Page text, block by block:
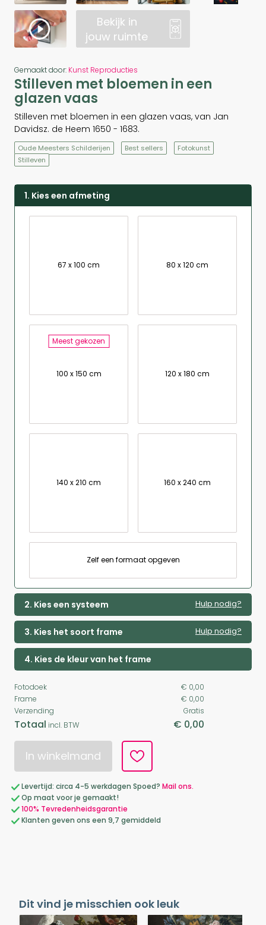
Bekijk in
jouw ruimte
Gemaakt door: Kunst Reproducties
Stilleven met bloemen in een
glazen vaas
Stilleven met bloemen in een glazen vaas, van Jan
Davidsz. de Heem 1650 - 1683.
Oude Meesters Schilderijen Best sellers
Fotokunst
Stilleven
1. Kies een afmeting
67 x 100 cm 80 x 120 cm
Meest gekozen
100 x 150 cm 120 x 180 cm
140 x 210 cm 160 x 240 cm
Zelf een formaat opgeven
2. Kies een systeem Hulp nodig?
3. Kies het soort frame Hulp nodig?
4. Kies de kleur van het frame
Fotodoek
€ 0,00
Frame
€ 0,00
Verzending
Gratis
Totaal incl. BTW € 0,00
In winkelmand
Levertijd: circa 4-5 werkdagen Spoed? Mail ons.
Op maat voor je gemaakt!
100% Tevredenheidsgarantie
Klanten geven ons een 9,7 gemiddeld
Dit vind je misschien ook leuk